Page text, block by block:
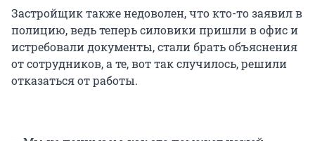
Застройщик также недоволен, что кто-то заявил в
полицию, ведь теперь силовики пришли в офис и
истребовали документы, стали брать объяснения
от сотрудников, а те, вот так случилось, решили
отказаться от работы.